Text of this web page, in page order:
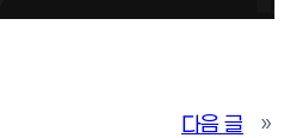
다음 글 »